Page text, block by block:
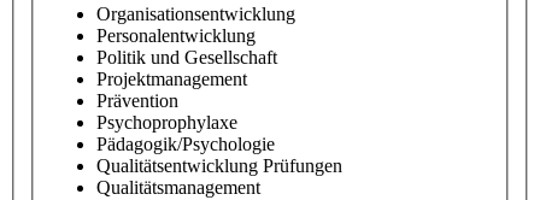
Organisationsentwicklung
Personalentwicklung
Politik und Gesellschaft
Projektmanagement
Prävention
Psychoprophylaxe
Pädagogik/Psychologie
Qualitätsentwicklung Prüfungen
Qualitätsmanagement